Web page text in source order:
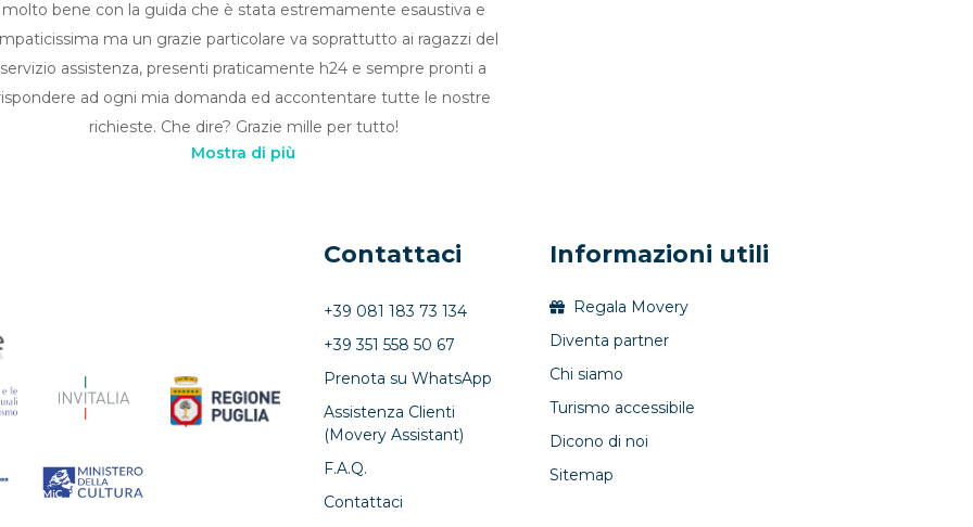
molto bene con la guida che è stata estremamente esaustiva e
ma un grazie particolare va soprattutto ai ragazzi del
servizio assistenza, presenti praticamente h24 e sempre pronti a
ad ogni mia domanda ed accontentare tutte le nostre
richieste. Che dire? Grazie mille per tutto!
Mostra di più
Contattaci
+39 081 183 73 134
+39 351 558 50 67
Prenota su WhatsApp
Assistenza Clienti
(Movery Assistant)
F.A.Q.
Contattaci
Informazioni utili
Regala Movery
Diventa partner
Chi siamo
Turismo accessibile
Dicono di noi
Sitemap